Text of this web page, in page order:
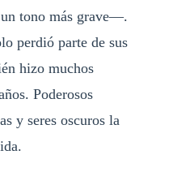
tono más grave—.
perdió parte de sus
hizo muchos
Poderosos
y seres oscuros la